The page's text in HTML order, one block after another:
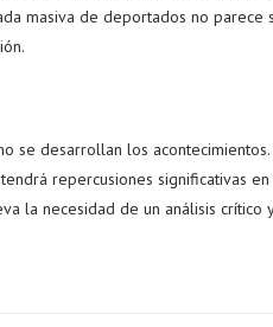
masiva de deportados no parece
se desarrollan los
repercusiones significativas
la necesidad de un análisis